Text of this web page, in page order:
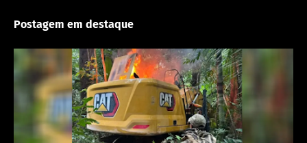
Postagem em destaque